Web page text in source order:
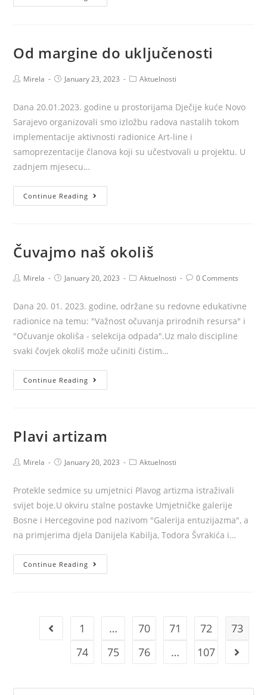
–
2023
Od margine do uključenosti
PostMirela
PostJanuary 23, 2023
PostAktuelnosti
Dana 20.01.2023. godine u prostorijama Dječije kuće Novo
Sarajevo organizovali smo izložbu radova nastalih tokom
implementacije aktivnosti radionice Art-line i
samoprezentacije članova koji su učestvovali u projektu. U
zadnjem mjesecu…
Continue Reading
margine
Čuvajmo naš okoliš
PostMirela
PostJanuary 20, 2023
PostAktuelnosti
Post0 Comments
Dana 20. 01. 2023. godine, održane su redovne edukativne
radionice na temu: "Važnost očuvanja prirodnih resursa" i
"Očuvanje okoliša - selekcija odpada".Uz malo discipline
svaki čovjek okoliš može učiniti čistim…
Continue Reading
naš
Plavi artizam
PostMirela
PostJanuary 20, 2023
PostAktuelnosti
Protekle sedmice su umjetnici Plavog artizma istraživali
svijet boje.U okviru stalne postavke Umjetničke galerije
Bosne i Hercegovine pod nazivom "Galerija entuzijazma", a
na primjerima djela Danijela Kabilja, Todora Švrakića i…
Continue Reading
artizam
Go to the previous page
1 … 70 71 72
73
74
75 76 … 107 Go to